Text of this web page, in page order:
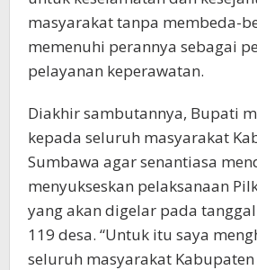
masyarakat tanpa membeda-
memenuhi perannya sebagai
pelayanan keperawatan.
Diakhir sambutannya, Bupati
kepada seluruh masyarakat
Sumbawa agar senantiasa
menyukseskan pelaksanaan
yang akan digelar pada
119 desa. “Untuk itu saya
seluruh masyarakat